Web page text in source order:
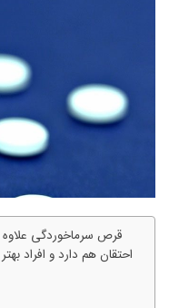
قرص سرماخوردگی
احتقان هم دارد و افراد